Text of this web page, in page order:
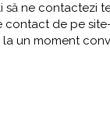
să ne contactezi
contact de pe
un moment